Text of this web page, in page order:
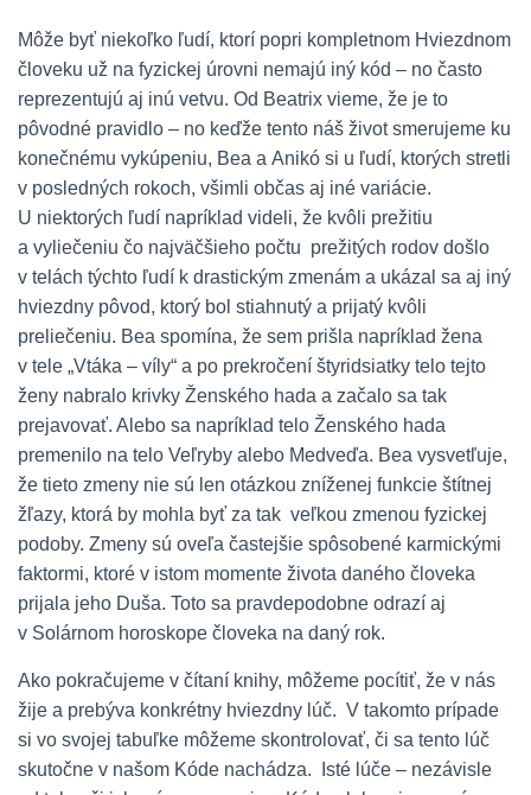
Môže byť niekoľko ľudí, ktorí popri kompletnom Hviezdnom
človeku už na fyzickej úrovni nemajú iný kód – no často
reprezentujú aj inú vetvu. Od Beatrix vieme, že je to
pôvodné pravidlo – no keďže tento náš život smerujeme ku
konečnému vykúpeniu, Bea a Anikó si u ľudí, ktorých stretli
v posledných rokoch, všimli občas aj iné variácie.
U niektorých ľudí napríklad videli, že kvôli prežitiu
a vyliečeniu čo najväčšieho počtu prežitých rodov došlo
v telách týchto ľudí k drastickým zmenám a ukázal sa aj iný
hviezdny pôvod, ktorý bol stiahnutý a prijatý kvôli
preliečeniu. Bea spomína, že sem prišla napríklad žena
v tele „Vtáka – víly“ a po prekročení štyridsiatky telo tejto
ženy nabralo krivky Ženského hada a začalo sa tak
prejavovať. Alebo sa napríklad telo Ženského hada
premenilo na telo Veľryby alebo Medveďa. Bea vysvetľuje,
že tieto zmeny nie sú len otázkou zníženej funkcie štítnej
žľazy, ktorá by mohla byť za tak veľkou zmenou fyzickej
podoby. Zmeny sú oveľa častejšie spôsobené karmickými
faktormi, ktoré v istom momente života daného človeka
prijala jeho Duša. Toto sa pravdepodobne odrazí aj
v Solárnom horoskope človeka na daný rok.
Ako pokračujeme v čítaní knihy, môžeme pocítiť, že v nás
žije a prebýva konkrétny hviezdny lúč. V takomto prípade
si vo svojej tabuľke môžeme skontrolovať, či sa tento lúč
skutočne v našom Kóde nachádza. Isté lúče – nezávisle